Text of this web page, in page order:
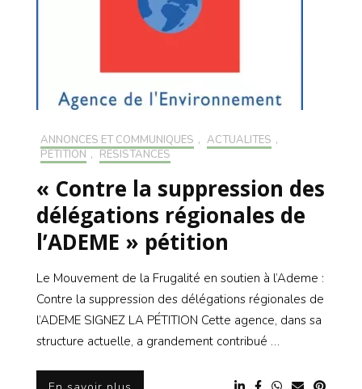
ANNONCES ET COMMUNIQUÉS , ACTUALITÉS ,
PÉTITION , RÉSISTANCES
« Contre la suppression des
délégations régionales de
l’ADEME » pétition
Le Mouvement de la Frugalité en soutien à l’Ademe :
Contre la suppression des délégations régionales de
l’ADEME SIGNEZ LA PÉTITION Cette agence, dans sa
structure actuelle, a grandement contribué …